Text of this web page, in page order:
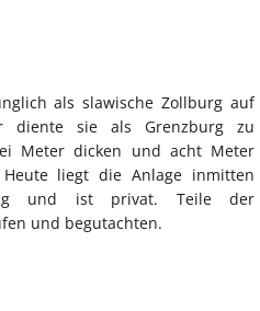
als slawische Zollburg auf
diente sie als Grenzburg zu
Meter dicken und acht Meter
liegt die Anlage inmitten
und ist privat. Teile der
und begutachten.